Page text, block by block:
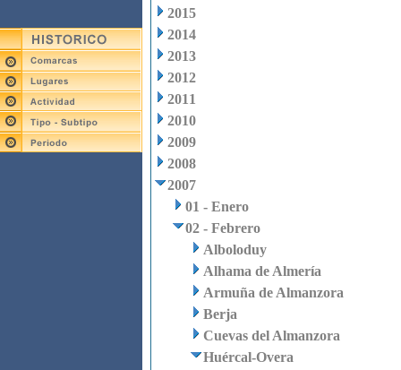
2015
2014
2013
2012
2011
2010
2009
2008
2007
01 - Enero
02 - Febrero
Alboloduy
Alhama de Almería
Armuña de Almanzora
Berja
Cuevas del Almanzora
Huércal-Overa